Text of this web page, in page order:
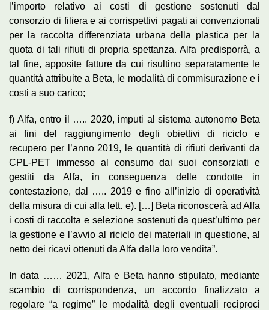
l’importo relativo ai costi di gestione sostenuti dal
consorzio di filiera e ai corrispettivi pagati ai convenzionati
per la raccolta differenziata urbana della plastica per la
quota di tali rifiuti di propria spettanza. Alfa predisporrà, a
tal fine, apposite fatture da cui risultino separatamente le
quantità attribuite a Beta, le modalità di commisurazione e i
costi a suo carico;
f) Alfa, entro il ….. 2020, imputi al sistema autonomo Beta
ai fini del raggiungimento degli obiettivi di riciclo e
recupero per l’anno 2019, le quantità di rifiuti derivanti da
CPL-PET immesso al consumo dai suoi consorziati e
gestiti da Alfa, in conseguenza delle condotte in
contestazione, dal ….. 2019 e fino all’inizio di operatività
della misura di cui alla lett. e). […] Beta riconoscerà ad Alfa
i costi di raccolta e selezione sostenuti da quest’ultimo per
la gestione e l’avvio al riciclo dei materiali in questione, al
netto dei ricavi ottenuti da Alfa dalla loro vendita”.
In data …… 2021, Alfa e Beta hanno stipulato, mediante
scambio di corrispondenza, un accordo finalizzato a
regolare “a regime” le modalità degli eventuali reciproci